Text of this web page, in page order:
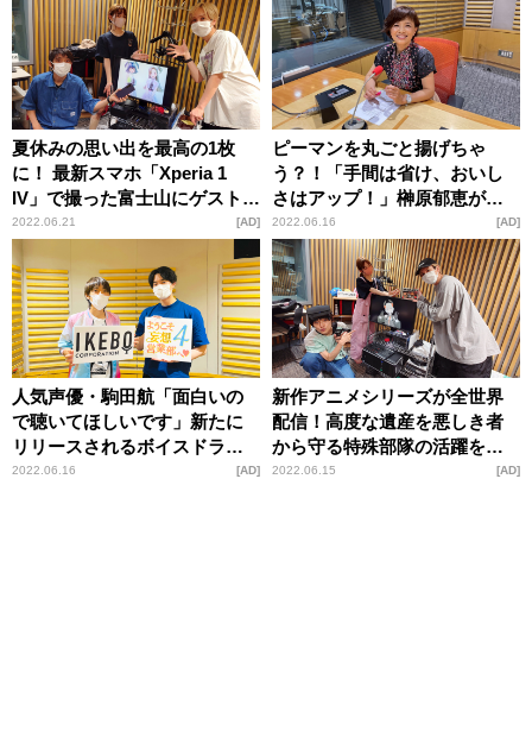
夏休みの思い出を最高の1枚
に！ 最新スマホ「Xperia 1
IV」で撮った富士山にゲストも
驚き
2022.06.21 AD
ピーマンを丸ごと揚げちゃ
う？！「手間は省け、おいし
さはアップ！」榊原郁恵が大
絶賛
2022.06.16 AD
人気声優・駒田航「面白いの
で聴いてほしいです」新たに
リリースされるボイスドラマ
CDの内容に自信満々
2022.06.16 AD
新作アニメシリーズが全世界
配信！高度な遺産を悪しき者
から守る特殊部隊の活躍を描
いた大人気アクション漫画
2022.06.15 AD